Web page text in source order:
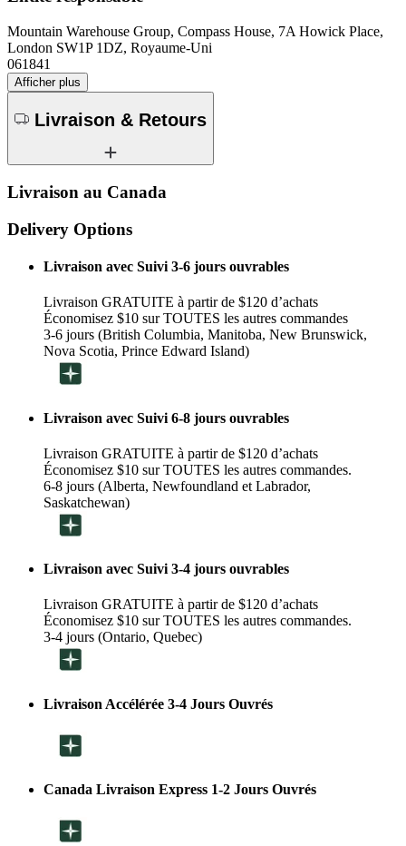
Mountain Warehouse Group, Compass House, 7A Howick Place,
London SW1P 1DZ, Royaume-Uni
061841
Afficher plus
Livraison & Retours
Livraison au Canada
Delivery Options
Livraison avec Suivi 3-6 jours ouvrables
Livraison GRATUITE à partir de $120 d’achats
Économisez $10 sur TOUTES les autres commandes
3-6 jours (British Columbia, Manitoba, New Brunswick,
Nova Scotia, Prince Edward Island)
Livraison avec Suivi 6-8 jours ouvrables
Livraison GRATUITE à partir de $120 d’achats
Économisez $10 sur TOUTES les autres commandes.
6-8 jours (Alberta, Newfoundland et Labrador,
Saskatchewan)
Livraison avec Suivi 3-4 jours ouvrables
Livraison GRATUITE à partir de $120 d’achats
Économisez $10 sur TOUTES les autres commandes.
3-4 jours (Ontario, Quebec)
Livraison Accélérée 3-4 Jours Ouvrés
Canada Livraison Express 1-2 Jours Ouvrés